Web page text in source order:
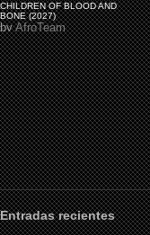
CHILDREN OF BLOOD AND
BONE (2027)
byAfroTeam
Entradas recientes